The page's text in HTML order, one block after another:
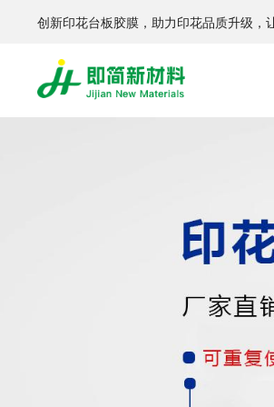
创新印花台板胶膜，助力印花品质升级，